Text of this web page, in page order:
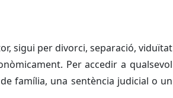
sigui per divorci, separació, viduïtat
Per accedir a qualsevol
família, una sentència judicial o un